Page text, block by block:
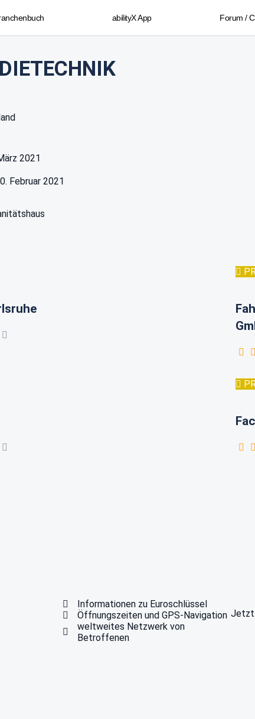
abilityX App Forum /
2021
Februar 2021
Informationen zu Euroschlüssel
Öffnungszeiten und GPS-Navigation
weltweites Netzwerk von
Betroffenen
Jetzt